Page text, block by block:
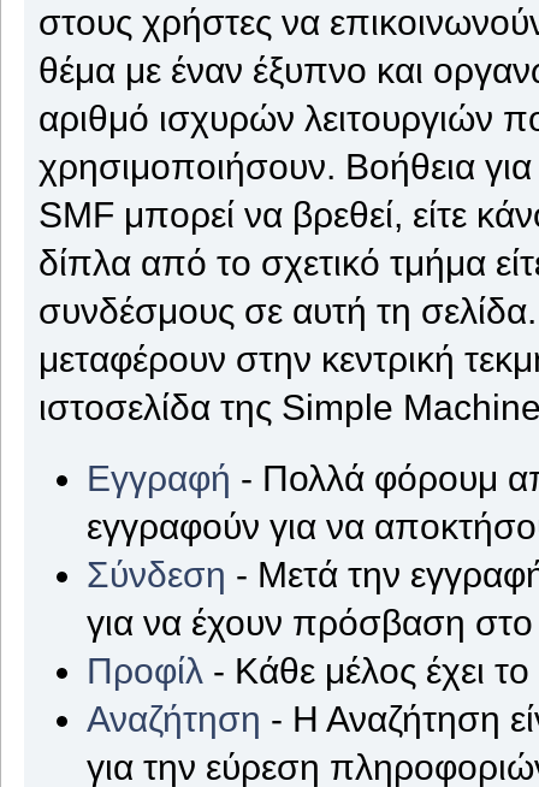
στους χρήστες να
θέμα με έναν έξυπνο και
αριθμό ισχυρών λειτουργιών
χρησιμοποιήσουν. Βοήθεια
SMF μπορεί να βρεθεί, είτε
δίπλα από το σχετικό τμήμα
συνδέσμους σε αυτή τη
μεταφέρουν στην κεντρική
ιστοσελίδα της Simple
Εγγραφή - Πολλά φόρουμ
εγγραφούν για να
Σύνδεση - Μετά την
για να έχουν πρόσβαση
Προφίλ - Κάθε μέλος έχει
Αναζήτηση - Η Αναζήτηση
για την εύρεση